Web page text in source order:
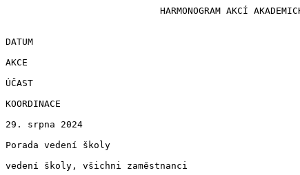
DATUM
AKCE
ÚČAST
KOORDINACE
29. srpna 2024
Porada vedení školy
vedení školy, všichni zaměstnanci